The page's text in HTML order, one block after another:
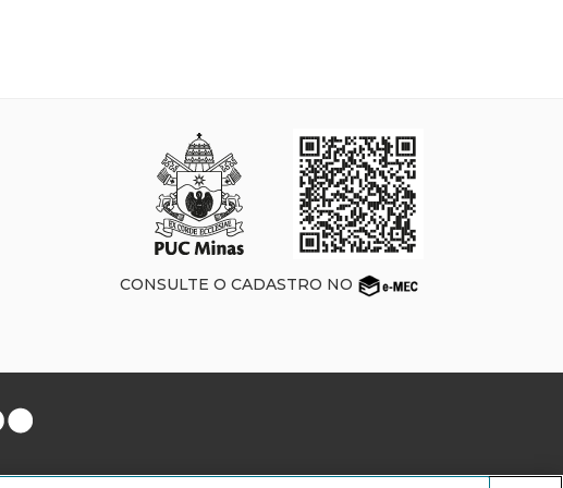
CONSULTE O CADASTRO NO